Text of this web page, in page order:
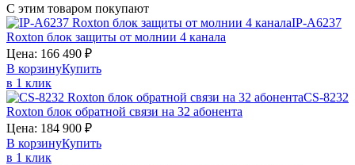
С этим товаром покупают
IP-A6237
Roxton блок защиты от молнии 4 канала
Цена: 166 490 ₽
В корзинуКупить
в 1 клик
CS-8232
Roxton блок обратной связи на 32 абонента
Цена: 184 900 ₽
В корзинуКупить
в 1 клик